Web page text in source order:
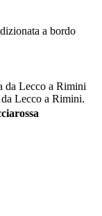
a bordo
da Lecco a Rimini
Lecco a Rimini.